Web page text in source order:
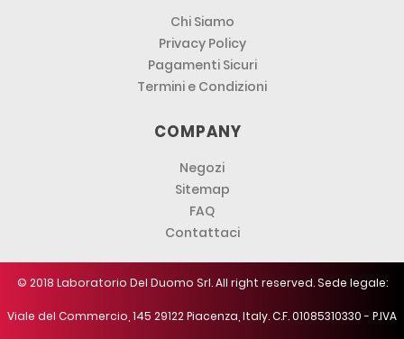
Chi Siamo
Privacy Policy
Pagamenti Sicuri
Termini e Condizioni
COMPANY
Negozi
Sitemap
FAQ
Contattaci
© 2018 Laboratorio Del Duomo Srl. All right reserved. Sede legale:
Viale del Commercio, 145 29122 Piacenza, Italy. C.F. 01085310330 - P.IVA